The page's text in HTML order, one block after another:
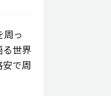
周っ
る世界
で周